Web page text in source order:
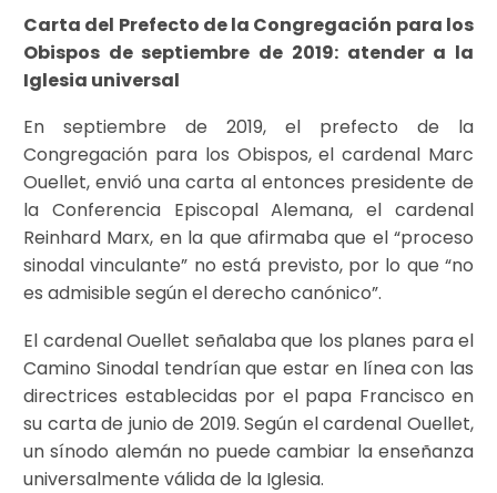
Carta del Prefecto de la Congregación para los
Obispos de septiembre de 2019: atender a la
Iglesia universal
En septiembre de 2019, el prefecto de la
Congregación para los Obispos, el cardenal Marc
Ouellet, envió una carta al entonces presidente de
la Conferencia Episcopal Alemana, el cardenal
Reinhard Marx, en la que afirmaba que el “proceso
sinodal vinculante” no está previsto, por lo que “no
es admisible según el derecho canónico”.
El cardenal Ouellet señalaba que los planes para el
Camino Sinodal tendrían que estar en línea con las
directrices establecidas por el papa Francisco en
su carta de junio de 2019. Según el cardenal Ouellet,
un sínodo alemán no puede cambiar la enseñanza
universalmente válida de la Iglesia.